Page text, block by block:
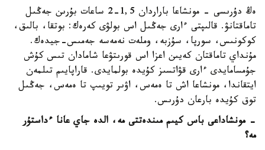
ەڭ دۇرىسى - مونشاعا باراردان 1,5-2 ساعات بۇرىن جەڭىل
تاماقتانۋ. قالىپتى ءارى جەڭىل اس بولۋى كەرەك: بوتقا، بالىق،
كوكونىس، سورپا، سۇزبە، وملەت نەمەسە جەمىس-جيدەك.
مۇنداي تاماقتان كەيىن اعزا اس قورىتۋعا شامادان تىس كۇش
جۇمسامايدى ءارى قۋاتسىز كۇيدە بولمايدى. قاراپايىم تىلمەن
ايتقاندا، مونشاعا اش تا ەمەس، اۋىر تويىپ تا ەمەس، جەڭىل
توق كۇيدە بارعان دۇرىس.
- مونشاداعى باس كيىم مىندەتتى مە، الدە جاي عانا ءداستۇر
مە؟